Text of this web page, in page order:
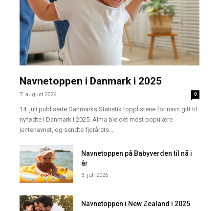
Navnetoppen i Danmark i 2025
7. august 2026 0
14. juli publiserte Danmarks Statistik topplistene for navn gitt til
nyfødte i Danmark i 2025. Alma ble det mest populære
jentenavnet, og sendte fjorårets...
Navnetoppen på Babyverden til nå i
år
3. juli 2026
Navnetoppen i New Zealand i 2025